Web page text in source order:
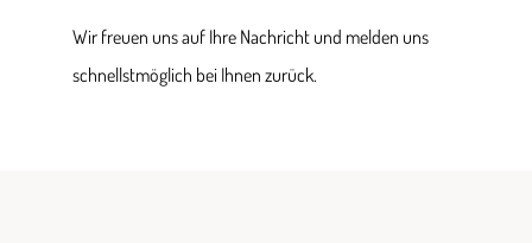
Wir freuen uns auf Ihre Nachricht und melden uns
schnellstmöglich bei Ihnen zurück.